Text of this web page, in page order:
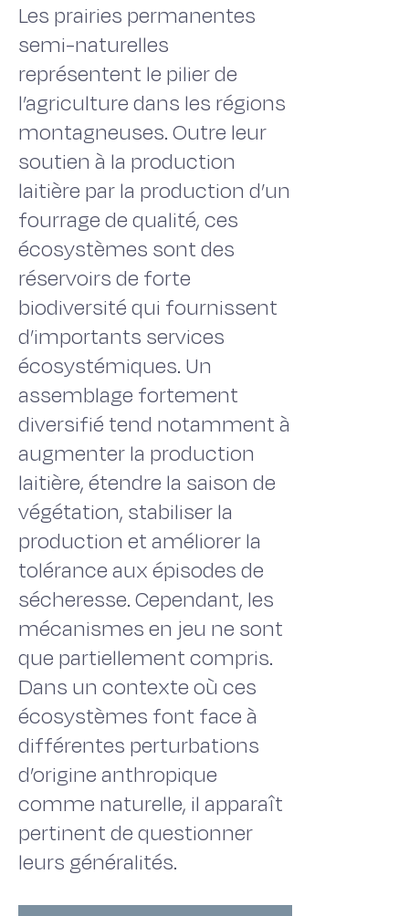
Les prairies permanentes
semi-naturelles
représentent le pilier de
l’agriculture dans les régions
montagneuses. Outre leur
soutien à la production
laitière par la production d’un
fourrage de qualité, ces
écosystèmes sont des
réservoirs de forte
biodiversité qui fournissent
d’importants services
écosystémiques. Un
assemblage fortement
diversifié tend notamment à
augmenter la production
laitière, étendre la saison de
végétation, stabiliser la
production et améliorer la
tolérance aux épisodes de
sécheresse. Cependant, les
mécanismes en jeu ne sont
que partiellement compris.
Dans un contexte où ces
écosystèmes font face à
différentes perturbations
d’origine anthropique
comme naturelle, il apparaît
pertinent de questionner
leurs généralités.